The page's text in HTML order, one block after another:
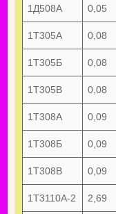
1Д508А 0,05
1Т305А 0,08
1Т305Б 0,08
1Т305В 0,08
1Т308А 0,09
1Т308Б 0,09
1Т308В 0,09
1Т3110А-2 2,69